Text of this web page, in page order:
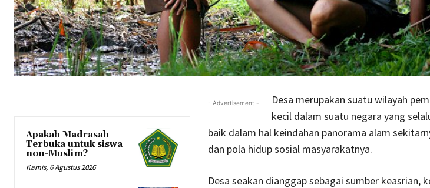
Apakah Madrasah
Terbuka untuk siswa
non-Muslim?
Kamis, 6 Agustus 2026
- Advertisement -
Desa merupakan suatu wilayah
kecil dalam suatu negara yang
baik dalam hal keindahan panorama alam
dan pola hidup sosial masyarakatnya.
Desa seakan dianggap sebagai sumber keasrian,